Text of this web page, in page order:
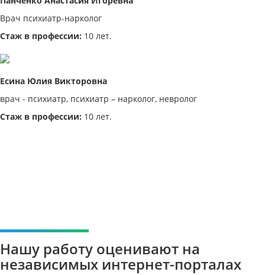
Врач психиатр-нарколог
Стаж в профессии: 10 лет.
Есина Юлия Викторовна
врач - психиатр, психиатр – нарколог, невролог
Стаж в профессии: 10 лет.
Нашу работу оценивают на
независимых интернет-порталах